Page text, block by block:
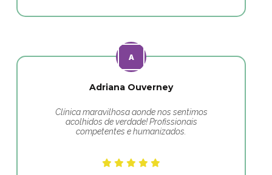
Adriana Ouverney
Clínica maravilhosa aonde nos sentimos
acolhidos de verdade! Profissionais
competentes e humanizados.